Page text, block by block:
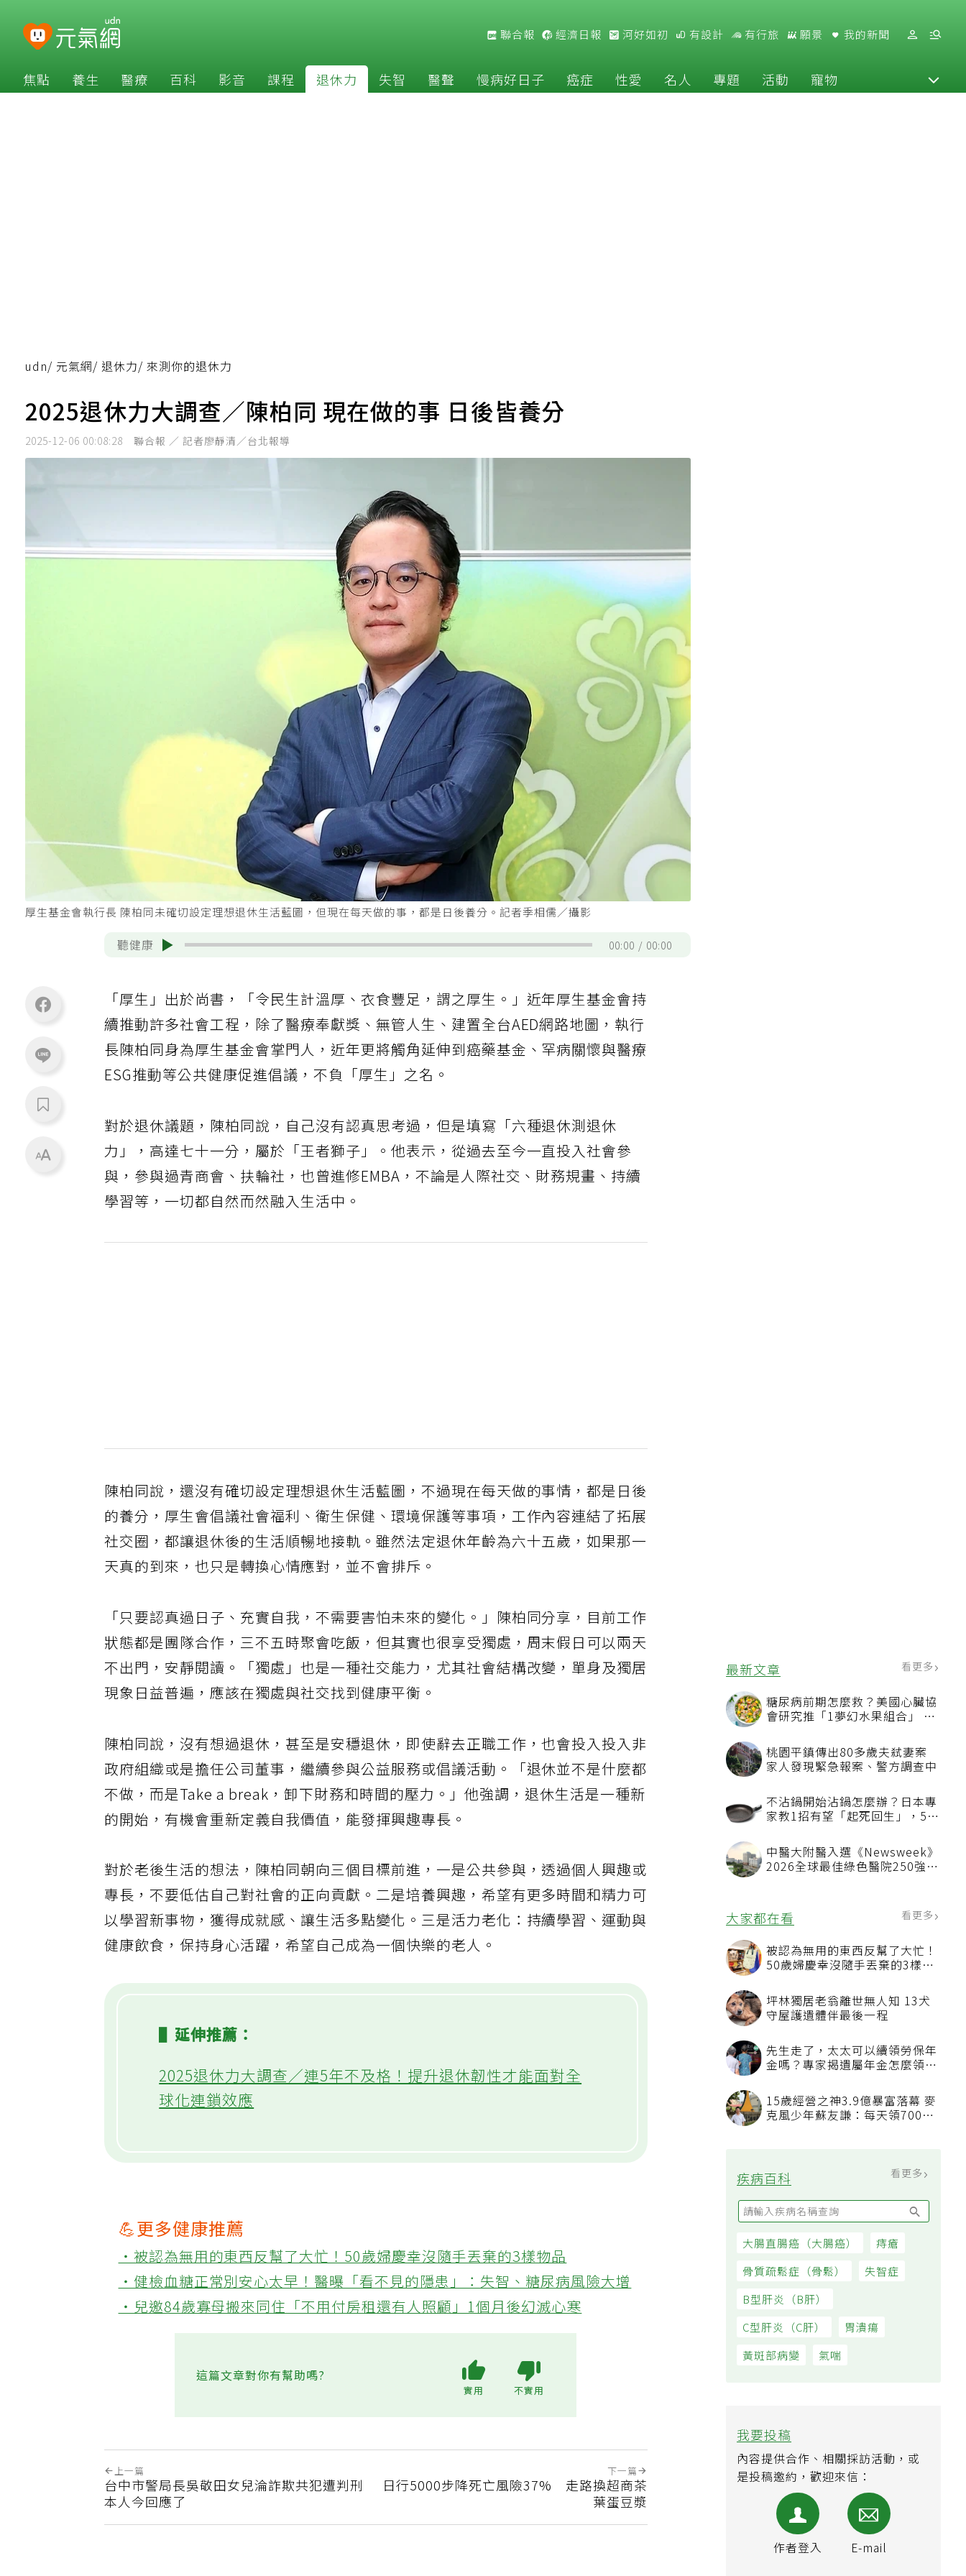
聯合報 經濟日報 河好如初 有設計 有行旅 願景 我的新聞
焦點 養生 醫療 百科 影音 課程 退休力 失智 醫聲 慢病好日子 癌症 性愛 名人 專題 活動 寵物
最新文章 看更多
糖尿病前期怎麼救？美國心臟協
會研究推「1夢幻水果組合」 酪
桃園平鎮傳出80多歲夫弒妻案
家人發現緊急報案、警方調查中
不沾鍋開始沾鍋怎麼辦？日本專
家教1招有望「起死回生」，5情
中醫大附醫入選《Newsweek》
2026全球最佳綠色醫院250強
大家都在看 看更多
被認為無用的東西反幫了大忙！
50歲婦慶幸沒隨手丟棄的3樣物
坪林獨居老翁離世無人知 13犬
守屋護遺體伴最後一程
先生走了，太太可以續領勞保年
金嗎？專家揭遺屬年金怎麼領，
15歲經營之神3.9億暴富落幕 麥
克風少年蘇友謙：每天領700元
疾病百科
我要投稿
內容提供合作、相關採訪活動，或
是投稿邀約，歡迎來信：
udn/ 元氣網/ 退休力/ 來測你的退休力
2025退休力大調查／陳柏同 現在做的事 日後皆養分
2025-12-06 00:08:28 聯合報 ／ 記者廖靜清／台北報導
厚生基金會執行長 陳柏同未確切設定理想退休生活藍圖，但現在每天做的事，都是日後養分。記者季相儒／攝影
聽健康 00:00 00:00
「厚生」出於尚書，「令民生計溫厚、衣食豐足，謂之厚生。」近年厚生基金會持
續推動許多社會工程，除了醫療奉獻獎、無管人生、建置全台AED網路地圖，執行
長陳柏同身為厚生基金會掌門人，近年更將觸角延伸到癌藥基金、罕病關懷與醫療
ESG推動等公共健康促進倡議，不負「厚生」之名。
對於退休議題，陳柏同說，自己沒有認真思考過，但是填寫「六種退休測退休
力」，高達七十一分，屬於「王者獅子」。他表示，從過去至今一直投入社會參
與，參與過青商會、扶輪社，也曾進修EMBA，不論是人際社交、財務規畫、持續
學習等，一切都自然而然融入生活中。
陳柏同說，還沒有確切設定理想退休生活藍圖，不過現在每天做的事情，都是日後
的養分，厚生會倡議社會福利、衛生保健、環境保護等事項，工作內容連結了拓展
社交圈，都讓退休後的生活順暢地接軌。雖然法定退休年齡為六十五歲，如果那一
天真的到來，也只是轉換心情應對，並不會排斥。
「只要認真過日子、充實自我，不需要害怕未來的變化。」陳柏同分享，目前工作
狀態都是團隊合作，三不五時聚會吃飯，但其實也很享受獨處，周末假日可以兩天
不出門，安靜閱讀。「獨處」也是一種社交能力，尤其社會結構改變，單身及獨居
現象日益普遍，應該在獨處與社交找到健康平衡。
陳柏同說，沒有想過退休，甚至是安穩退休，即使辭去正職工作，也會投入投入非
政府組織或是擔任公司董事，繼續參與公益服務或倡議活動。「退休並不是什麼都
不做，而是Take a break，卸下財務和時間的壓力。」他強調，退休生活是一種新
的開始，有機會重新定義自我價值，能發揮興趣專長。
對於老後生活的想法，陳柏同朝向三個目標前進，一是公共參與，透過個人興趣或
專長，不要低估自己對社會的正向貢獻。二是培養興趣，希望有更多時間和精力可
以學習新事物，獲得成就感、讓生活多點變化。三是活力老化：持續學習、運動與
健康飲食，保持身心活躍，希望自己成為一個快樂的老人。
▌延伸推薦：
2025退休力大調查／連5年不及格！提升退休韌性才能面對全
球化連鎖效應
💪更多健康推薦
‧被認為無用的東西反幫了大忙！50歲婦慶幸沒隨手丟棄的3樣物品
‧健檢血糖正常別安心太早！醫曝「看不見的隱患」：失智、糖尿病風險大增
‧兒邀84歲寡母搬來同住「不用付房租還有人照顧」1個月後幻滅心寒
上一篇
台中市警局長吳敬田女兒淪詐欺共犯遭判刑
本人今回應了
下一篇
日行5000步降死亡風險37% 走路換超商茶
葉蛋豆漿